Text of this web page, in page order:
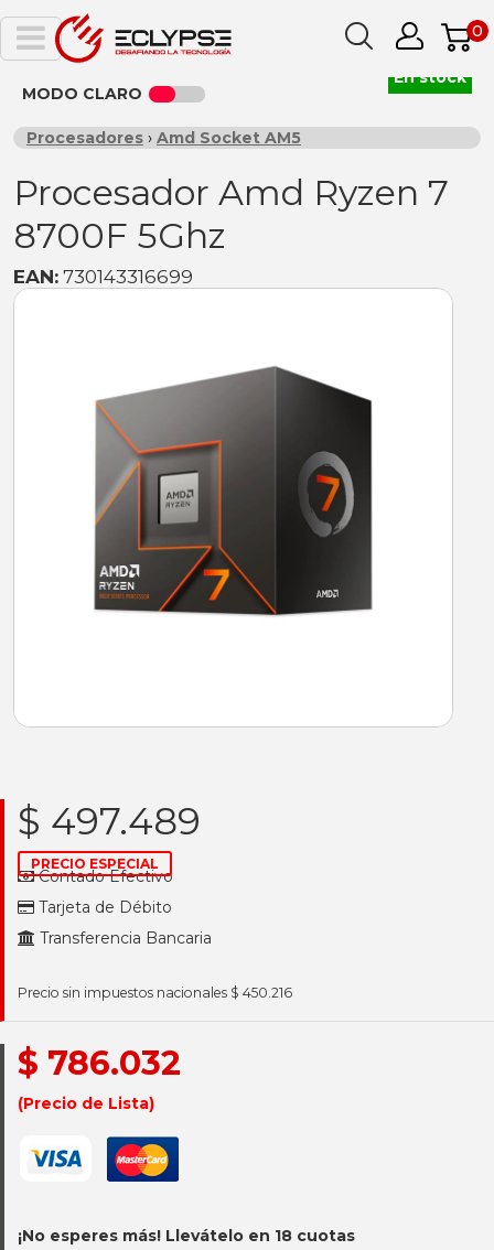
0
MODO CLARO
Procesadores › Amd Socket AM5
Procesador Amd Ryzen 7
8700F 5Ghz
EAN: 730143316699
$ 497.489
PRECIO ESPECIAL
Contado Efectivo
Tarjeta de Débito
Transferencia Bancaria
Precio sin impuestos nacionales $ 450.216
$ 786.032
(Precio de Lista)
¡No esperes más! Llevátelo en 18 cuotas
En stock